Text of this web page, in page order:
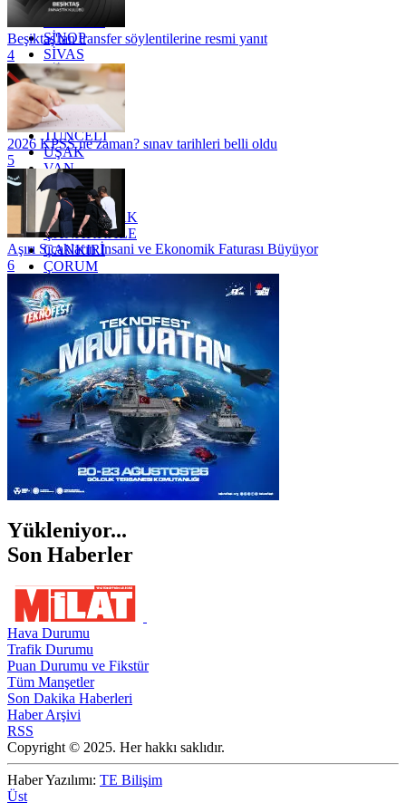
SAKARYA
SİNOP
SİVAS
SİİRT
TEKİRDAĞ
TOKAT
TRABZON
TUNCELİ
UŞAK
VAN
YALOVA
YOZGAT
ZONGULDAK
ÇANAKKALE
ÇANKIRI
ÇORUM
İSTANBUL
İZMİR
ŞANLIURFA
ŞIRNAK
Beşiktaş'tan transfer söylentilerine resmi yanıt
4
2026 KPSS ne zaman? sınav tarihleri belli oldu
5
Aşırı Sıcakların İnsani ve Ekonomik Faturası Büyüyor
6
Yükleniyor...
Son Haberler
Hava Durumu
Trafik Durumu
Puan Durumu ve Fikstür
Tüm Manşetler
Son Dakika Haberleri
Haber Arşivi
RSS
Copyright © 2025. Her hakkı saklıdır.
Haber Yazılımı: TE Bilişim
Üst